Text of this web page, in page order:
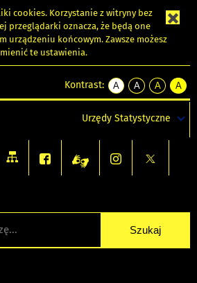
cookies. Korzystanie z witryny bez
przeglądarki oznacza, że będą one
urządzeniu końcowym. Zawsze możesz
te ustawienia.
Kontrast:
A
kontrast
A
kontrast
tekst
czarnym
A
kontrast
tekst
czarnym
A
tekst
żółtym
Urzędy Statystyczne